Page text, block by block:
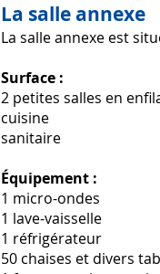
La salle annexe
La salle annexe est
Surface :
2 petites salles en
cuisine
sanitaire
Équipement :
1 micro-ondes
1 lave-vaisselle
1 réfrigérateur
50 chaises et divers